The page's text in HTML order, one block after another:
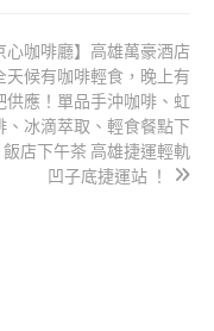
心咖啡廳】高雄萬豪酒店
天候有咖啡輕食，晚上有
供應！單品手沖咖啡、虹
、冰滴萃取、輕食餐點下
店下午茶 高雄捷運輕軌
凹子底捷運站 ！